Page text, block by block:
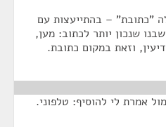
"כתובת" – בהתייעצות עם
שנכון יותר לכתוב: מען,
וזאת במקום כתובת.
אמרת לי להוסיף: טלפוני.